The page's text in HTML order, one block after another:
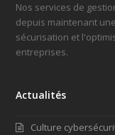
Nos services de
depuis maintenant
sécurisation et
entreprises.
Actualités
Culture